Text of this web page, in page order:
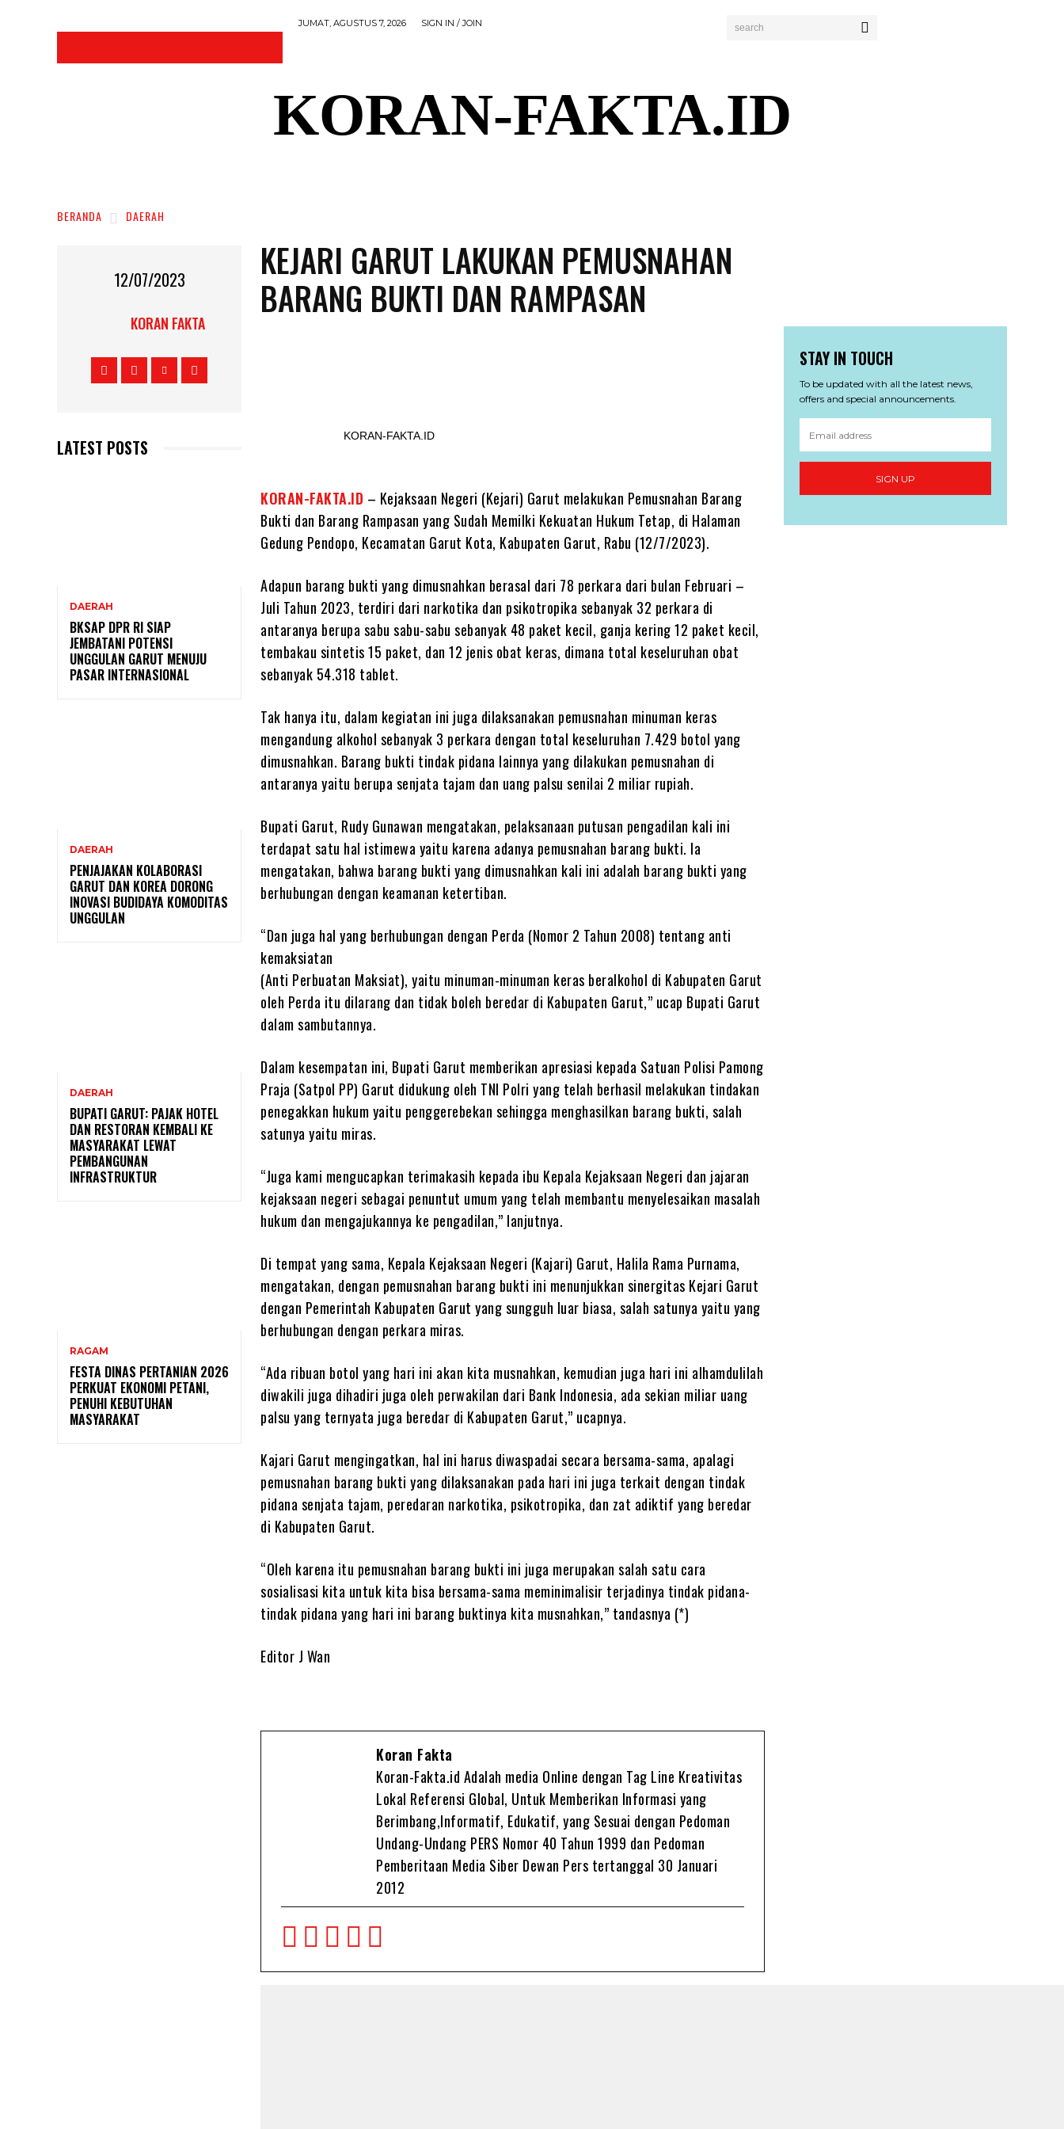
JUMAT, AGUSTUS 7, 2026 SIGN IN / JOIN search
KORAN-FAKTA.ID
BERANDA DAERAH
12/07/2023
KORAN FAKTA
LATEST POSTS
DAERAH
BKSAP DPR RI SIAP
JEMBATANI POTENSI
UNGGULAN GARUT MENUJU
PASAR INTERNASIONAL
DAERAH
PENJAJAKAN KOLABORASI
GARUT DAN KOREA DORONG
INOVASI BUDIDAYA KOMODITAS
UNGGULAN
DAERAH
BUPATI GARUT: PAJAK HOTEL
DAN RESTORAN KEMBALI KE
MASYARAKAT LEWAT
PEMBANGUNAN
INFRASTRUKTUR
RAGAM
FESTA DINAS PERTANIAN 2026
PERKUAT EKONOMI PETANI,
PENUHI KEBUTUHAN
MASYARAKAT
KEJARI GARUT LAKUKAN PEMUSNAHAN
BARANG BUKTI DAN RAMPASAN
KORAN-FAKTA.ID
KORAN-FAKTA.ID – Kejaksaan Negeri (Kejari) Garut melakukan Pemusnahan Barang
Bukti dan Barang Rampasan yang Sudah Memilki Kekuatan Hukum Tetap, di Halaman
Gedung Pendopo, Kecamatan Garut Kota, Kabupaten Garut, Rabu (12/7/2023).
Adapun barang bukti yang dimusnahkan berasal dari 78 perkara dari bulan Februari –
Juli Tahun 2023, terdiri dari narkotika dan psikotropika sebanyak 32 perkara di
antaranya berupa sabu sabu-sabu sebanyak 48 paket kecil, ganja kering 12 paket kecil,
tembakau sintetis 15 paket, dan 12 jenis obat keras, dimana total keseluruhan obat
sebanyak 54.318 tablet.
Tak hanya itu, dalam kegiatan ini juga dilaksanakan pemusnahan minuman keras
mengandung alkohol sebanyak 3 perkara dengan total keseluruhan 7.429 botol yang
dimusnahkan. Barang bukti tindak pidana lainnya yang dilakukan pemusnahan di
antaranya yaitu berupa senjata tajam dan uang palsu senilai 2 miliar rupiah.
Bupati Garut, Rudy Gunawan mengatakan, pelaksanaan putusan pengadilan kali ini
terdapat satu hal istimewa yaitu karena adanya pemusnahan barang bukti. Ia
mengatakan, bahwa barang bukti yang dimusnahkan kali ini adalah barang bukti yang
berhubungan dengan keamanan ketertiban.
“Dan juga hal yang berhubungan dengan Perda (Nomor 2 Tahun 2008) tentang anti
kemaksiatan
(Anti Perbuatan Maksiat), yaitu minuman-minuman keras beralkohol di Kabupaten Garut
oleh Perda itu dilarang dan tidak boleh beredar di Kabupaten Garut,” ucap Bupati Garut
dalam sambutannya.
Dalam kesempatan ini, Bupati Garut memberikan apresiasi kepada Satuan Polisi Pamong
Praja (Satpol PP) Garut didukung oleh TNI Polri yang telah berhasil melakukan tindakan
penegakkan hukum yaitu penggerebekan sehingga menghasilkan barang bukti, salah
satunya yaitu miras.
“Juga kami mengucapkan terimakasih kepada ibu Kepala Kejaksaan Negeri dan jajaran
kejaksaan negeri sebagai penuntut umum yang telah membantu menyelesaikan masalah
hukum dan mengajukannya ke pengadilan,” lanjutnya.
Di tempat yang sama, Kepala Kejaksaan Negeri (Kajari) Garut, Halila Rama Purnama,
mengatakan, dengan pemusnahan barang bukti ini menunjukkan sinergitas Kejari Garut
dengan Pemerintah Kabupaten Garut yang sungguh luar biasa, salah satunya yaitu yang
berhubungan dengan perkara miras.
“Ada ribuan botol yang hari ini akan kita musnahkan, kemudian juga hari ini alhamdulilah
diwakili juga dihadiri juga oleh perwakilan dari Bank Indonesia, ada sekian miliar uang
palsu yang ternyata juga beredar di Kabupaten Garut,” ucapnya.
Kajari Garut mengingatkan, hal ini harus diwaspadai secara bersama-sama, apalagi
pemusnahan barang bukti yang dilaksanakan pada hari ini juga terkait dengan tindak
pidana senjata tajam, peredaran narkotika, psikotropika, dan zat adiktif yang beredar
di Kabupaten Garut.
“Oleh karena itu pemusnahan barang bukti ini juga merupakan salah satu cara
sosialisasi kita untuk kita bisa bersama-sama meminimalisir terjadinya tindak pidana-
tindak pidana yang hari ini barang buktinya kita musnahkan,” tandasnya (*)
Editor J Wan
Koran Fakta
Koran-Fakta.id Adalah media Online dengan Tag Line Kreativitas
Lokal Referensi Global, Untuk Memberikan Informasi yang
Berimbang,Informatif, Edukatif, yang Sesuai dengan Pedoman
Undang-Undang PERS Nomor 40 Tahun 1999 dan Pedoman
Pemberitaan Media Siber Dewan Pers tertanggal 30 Januari
2012
STAY IN TOUCH
To be updated with all the latest news,
offers and special announcements.
SIGN UP